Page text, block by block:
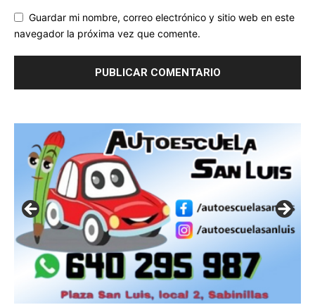
Guardar mi nombre, correo electrónico y sitio web en este
navegador la próxima vez que comente.